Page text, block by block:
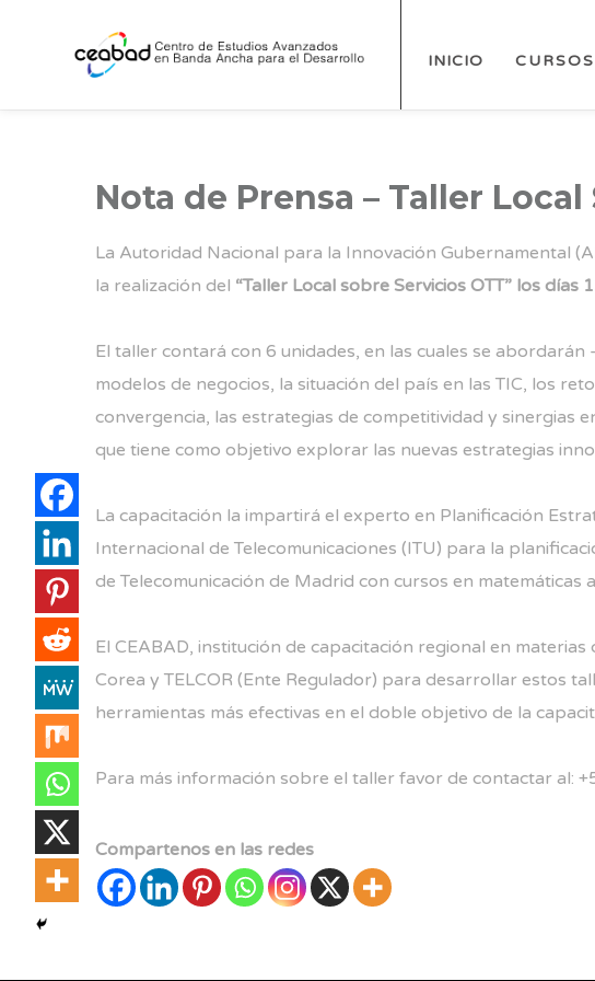
INICIO CURSOS
Nota de Prensa – Taller
La Autoridad Nacional para la Innovación Gubernamental
la realización del “Taller Local sobre Servicios OTT” los días
El taller contará con 6 unidades, en las cuales se
modelos de negocios, la situación del país en las TIC, los
convergencia, las estrategias de competitividad y sinergias
que tiene como objetivo explorar las nuevas estrategias
La capacitación la impartirá el experto en Planificación
Internacional de Telecomunicaciones (ITU) para la
de Telecomunicación de Madrid con cursos en
El CEABAD, institución de capacitación regional en
Corea y TELCOR (Ente Regulador) para desarrollar estos
herramientas más efectivas en el doble objetivo de la
Para más información sobre el taller favor de contactar al:
Compartenos en las redes